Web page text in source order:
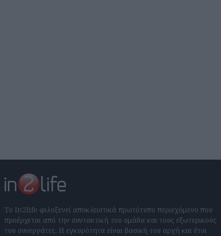
Το In2life φιλοξενεί αποκλειστικά πρωτότυπο περιεχόμενο που
προέρχεται από την συντακτική του ομάδα και τους εξωτερικούς
του συνεργάτες. Η εγκυρότητα είναι βασική του αρχή και έτσι